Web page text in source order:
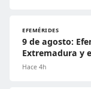
EFEMÉRIDES
9 de agosto:
Extremadura y
Hace 4h